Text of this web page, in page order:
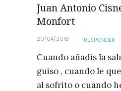
Juan Antonio
Monfort
20/04/2018 RESPONDER
Cuando añadis la
guiso , cuando le
al sofrito o cuando